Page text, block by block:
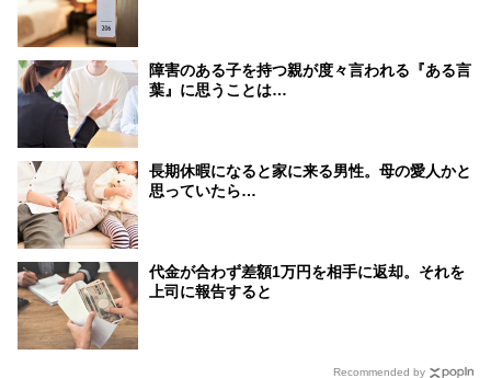
障害のある子を持つ親が度々言われる『ある言
葉』に思うことは…
長期休暇になると家に来る男性。母の愛人かと
思っていたら…
代金が合わず差額1万円を相手に返却。それを
上司に報告すると
Recommended by